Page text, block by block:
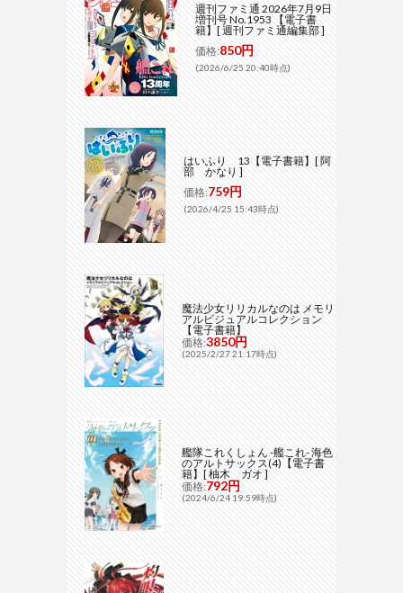
週刊ファミ通 2026年7月9日
増刊号 No.1953 【電子書
籍】[ 週刊ファミ通編集部 ]
価格:850円
(2026/6/25 20:40時点)
はいふり 13【電子書籍】[ 阿
部 かなり ]
価格:759円
(2026/4/25 15:43時点)
魔法少女リリカルなのは メモリ
アルビジュアルコレクション
【電子書籍】
価格:3850円
(2025/2/27 21:17時点)
艦隊これくしょん -艦これ- 海色
のアルトサックス(4)【電子書
籍】[ 柚木 ガオ ]
価格:792円
(2024/6/24 19:59時点)